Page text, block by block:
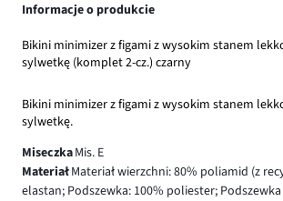
Informacje o produkcie
Bikini minimizer z figami z wysokim stanem
sylwetkę (komplet 2-cz.) czarny
Bikini minimizer z figami z wysokim stanem
sylwetkę.
MiseczkaMis. E
MateriałMateriał wierzchni: 80% poliamid (z
elastan; Podszewka: 100% poliester;